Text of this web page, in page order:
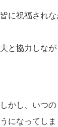
皆に祝福され
夫と協力しな
しかし、いつ
うになってしま